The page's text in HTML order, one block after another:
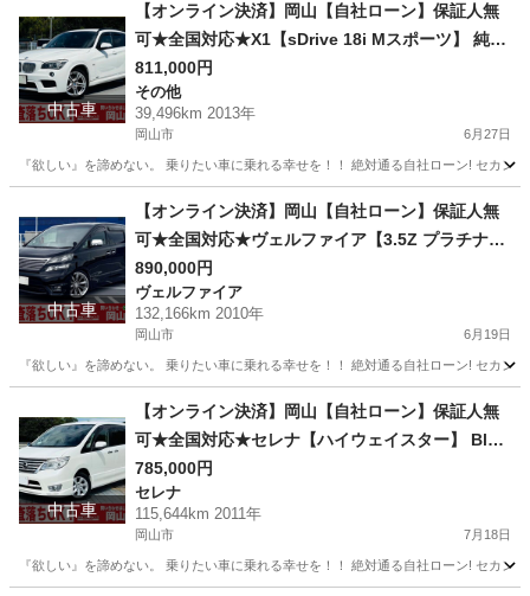
中古車
【オンライン決済】岡山【自社ローン】保証人無
可★全国対応★X1【sDrive 18i Mスポーツ】 純正
18インチAW/走行3万キロ台/ドラレコ/オットマン/
DVD再生/ドアバイザー/ミラー型ETC
811,000円
その他
39,496km 2013年
岡山市 6月27日
『欲しい』を諦めない。 乗りたい車に乗れる幸せを！！ 絶対通る自社ローン! セカ
その他 ドラレコ
中古車
【オンライン決済】岡山【自社ローン】保証人無
可★全国対応★ヴェルファイア【3.5Z プラチナセ
レクション】 社外20インチAW/Bluetooth/サンル
ーフ/車高調/フリップダウンモニター/後席オット
マン/バックカメラ/ウォークスルー/ETC
890,000円
ヴェルファイア
132,166km 2010年
岡山市 6月19日
『欲しい』を諦めない。 乗りたい車に乗れる幸せを！！ 絶対通る自社ローン! セカ
ヴェルファイア 20インチ
中古車
【オンライン決済】岡山【自社ローン】保証人無
可★全国対応★セレナ【ハイウェイスター】 Blue
tooth/両側パワスラ/カロッツェリアナビ/走行中T
V可/社外マフラー/クルコン/プッシュスタート/レ
ザー調シートカバー/スマートキー/ETC
785,000円
セレナ
115,644km 2011年
岡山市 7月18日
『欲しい』を諦めない。 乗りたい車に乗れる幸せを！！ 絶対通る自社ローン! セカ